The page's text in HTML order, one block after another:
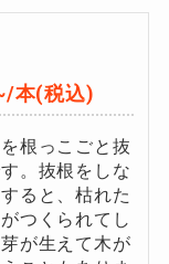
本(税込)
根っこごと抜
。抜根をしな
ると、枯れた
つくられてし
が生えて木が